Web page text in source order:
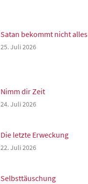
Satan bekommt nicht alles
25. Juli 2026
Nimm dir Zeit
24. Juli 2026
Die letzte Erweckung
22. Juli 2026
Selbsttäuschung